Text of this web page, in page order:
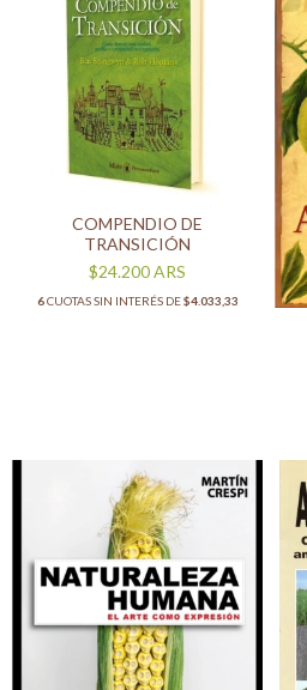
COMPENDIO DE
TRANSICIÓN
$24.200ARS
6CUOTAS SIN INTERÉS DE$4.033,33